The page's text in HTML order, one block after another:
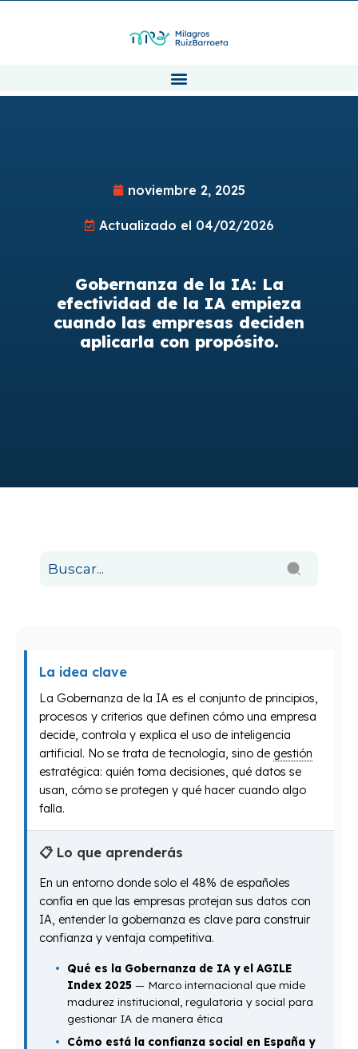
noviembre 2, 2025
Actualizado el 04/02/2026
Gobernanza de la IA: La
efectividad de la IA empieza
cuando las empresas deciden
aplicarla con propósito.
La idea clave
La Gobernanza de la IA es el conjunto de principios,
procesos y criterios que definen cómo una empresa
decide, controla y explica el uso de inteligencia
artificial. No se trata de tecnología, sino de gestión
estratégica: quién toma decisiones, qué datos se
usan, cómo se protegen y qué hacer cuando algo
falla.
📋 Lo que aprenderás
En un entorno donde solo el 48% de españoles
confía en que las empresas protejan sus datos con
IA, entender la gobernanza es clave para construir
confianza y ventaja competitiva.
Qué es la Gobernanza de IA y el AGILE
Index 2025 — Marco internacional que mide
madurez institucional, regulatoria y social para
gestionar IA de manera ética
Cómo está la confianza social en España y